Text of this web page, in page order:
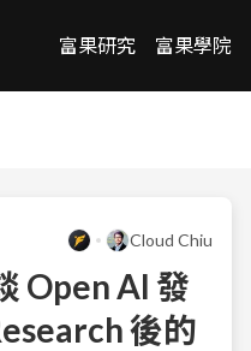
富果研究 富果學院
Cloud Chiu
Open AI 發
後的